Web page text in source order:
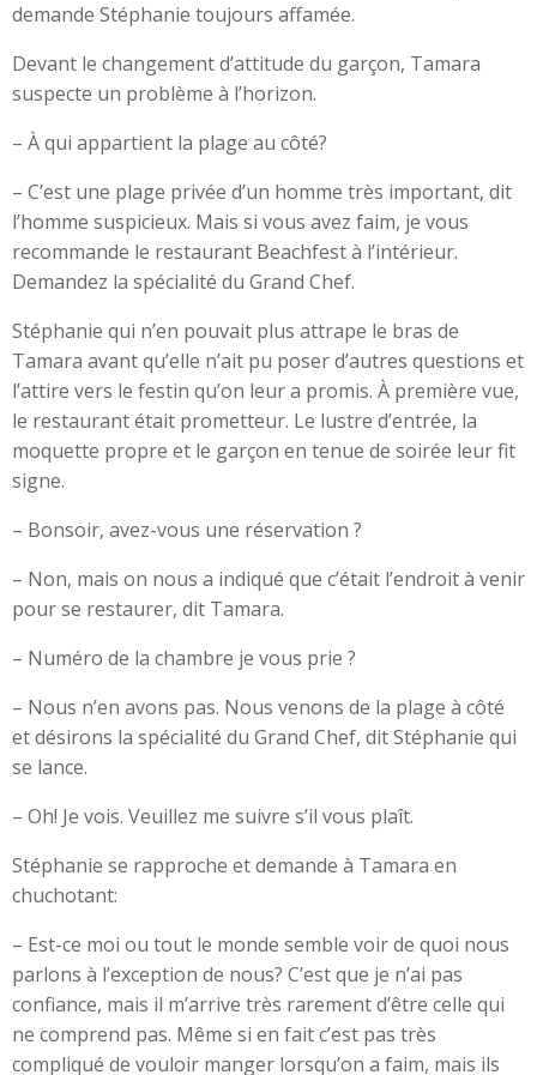
demande Stéphanie toujours affamée.
Devant le changement d’attitude du garçon, Tamara
suspecte un problème à l’horizon.
– À qui appartient la plage au côté?
– C’est une plage privée d’un homme très important, dit
l’homme suspicieux. Mais si vous avez faim, je vous
recommande le restaurant Beachfest à l’intérieur.
Demandez la spécialité du Grand Chef.
Stéphanie qui n’en pouvait plus attrape le bras de
Tamara avant qu’elle n’ait pu poser d’autres questions et
l’attire vers le festin qu’on leur a promis. À première vue,
le restaurant était prometteur. Le lustre d’entrée, la
moquette propre et le garçon en tenue de soirée leur fit
signe.
– Bonsoir, avez-vous une réservation ?
– Non, mais on nous a indiqué que c’était l’endroit à venir
pour se restaurer, dit Tamara.
– Numéro de la chambre je vous prie ?
– Nous n’en avons pas. Nous venons de la plage à côté
et désirons la spécialité du Grand Chef, dit Stéphanie qui
se lance.
– Oh! Je vois. Veuillez me suivre s’il vous plaît.
Stéphanie se rapproche et demande à Tamara en
chuchotant:
– Est-ce moi ou tout le monde semble voir de quoi nous
parlons à l’exception de nous? C’est que je n’ai pas
confiance, mais il m’arrive très rarement d’être celle qui
ne comprend pas. Même si en fait c’est pas très
compliqué de vouloir manger lorsqu’on a faim, mais ils